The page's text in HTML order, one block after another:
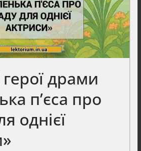
герої драми
п’єса про
однієї